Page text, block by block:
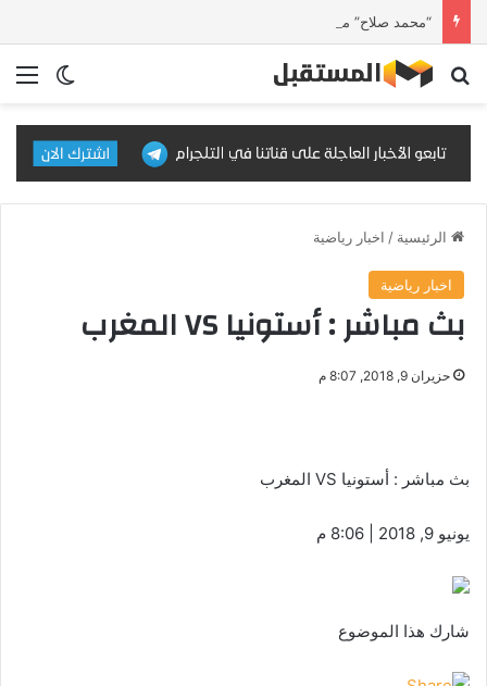
الوضع بحث عن
الرئيسية / اخبار رياضية
اخبار رياضية
بث مباشر : أستونيا VS المغرب
حزيران 9, 2018, 8:07 م
بث مباشر : أستونيا VS المغرب
يونيو 9, 2018 | 8:06 م
شارك هذا الموضوع